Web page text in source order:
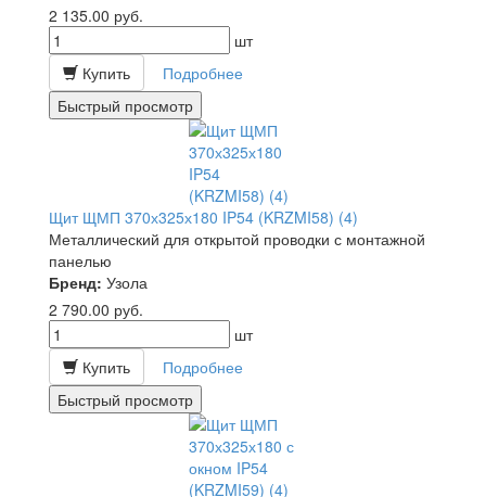
2 135.00 руб.
шт
Купить
Подробнее
Быстрый просмотр
Щит ЩМП 370х325х180 IP54 (KRZMI58) (4)
Металлический для открытой проводки с монтажной
панелью
Бренд: Узола
2 790.00 руб.
шт
Купить
Подробнее
Быстрый просмотр